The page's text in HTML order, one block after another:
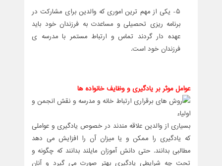
5- یکی از مهم ترین اموری که والدین برای مشارکت در
برنامه ریزی تحصیلی و مساعدت به فرزندان خود باید
عهده دار گردند تماس و ارتباط مستمر با مدرسه ی
فرزندان خود است.
عوامل موثر بر یادگیری و وظایف خانواده ها
بسیاری از والدین علاقه مندند در خصوص یادگیری و عواملی
که یادگیری را ممکن و یا میزان آن را افزایش می دهد
مطالبی بدانند. حتی دانش آموزان مایلند بدانند که چگونه و
تحت چه شرایطی یادگیری بهتر صورت می گیرد و آنان